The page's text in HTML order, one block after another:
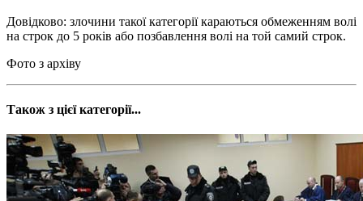
Довідково: злочини такої категорії караються обмеженням волі
на строк до 5 років або позбавлення волі на той самий строк.
Фото з архіву
Також з цієї категорії...